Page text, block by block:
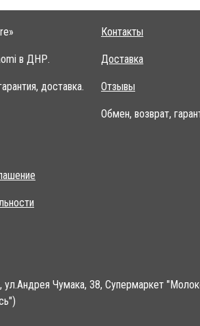
в ДНР.
доставка.
Контакты
Доставка
Отзывы
Обмен, возврат,
ул.Андрея Чумака, 38, Супермаркет